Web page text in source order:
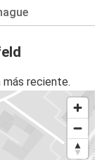
reciente.